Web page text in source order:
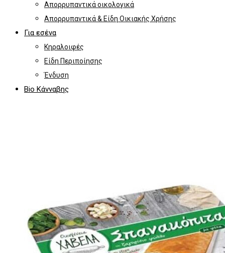
Απορρυπαντικά οικολογικά
Απορρυπαντικά & Είδη Οικιακής Χρήσης
Για εσένα
Κηραλοιφές
Είδη Περιποίησης
Ένδυση
Bio Κάνναβης